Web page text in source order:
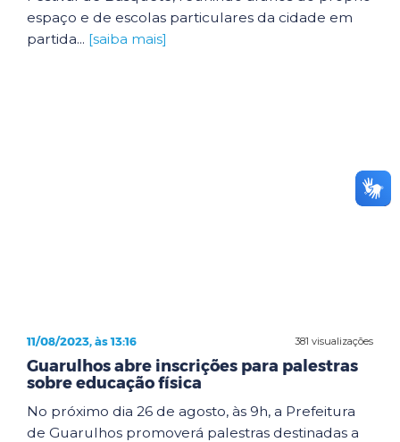
espaço e de escolas particulares da cidade em
partida... [saiba mais]
381 visualizações
11/08/2023, às 13:16
Guarulhos abre inscrições para palestras
sobre educação física
No próximo dia 26 de agosto, às 9h, a Prefeitura
de Guarulhos promoverá palestras destinadas a